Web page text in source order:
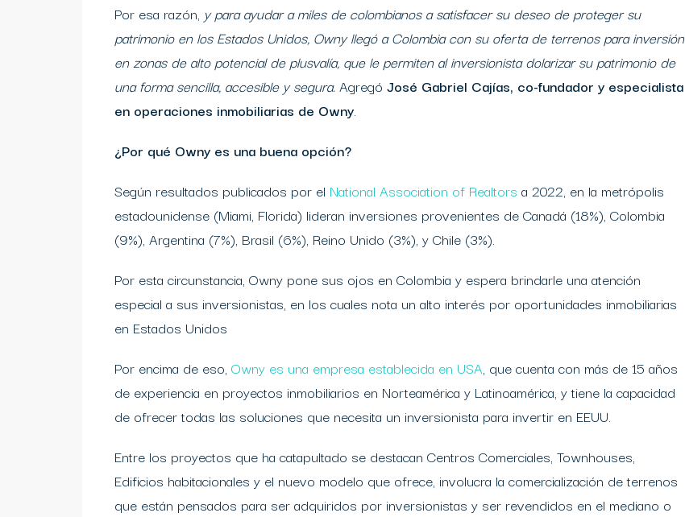
Por esa razón, y para ayudar a miles de colombianos a satisfacer su deseo de proteger su
patrimonio en los Estados Unidos, Owny llegó a Colombia con su oferta de terrenos para inversión
en zonas de alto potencial de plusvalía, que le permiten al inversionista dolarizar su patrimonio de
una forma sencilla, accesible y segura. Agregó José Gabriel Cajías, co-fundador y especialista
en operaciones inmobiliarias de Owny.
¿Por qué Owny es una buena opción?
Según resultados publicados por el National Association of Realtors a 2022, en la metrópolis
estadounidense (Miami, Florida) lideran inversiones provenientes de Canadá (18%), Colombia
(9%), Argentina (7%), Brasil (6%), Reino Unido (3%), y Chile (3%).
Por esta circunstancia, Owny pone sus ojos en Colombia y espera brindarle una atención
especial a sus inversionistas, en los cuales nota un alto interés por oportunidades inmobiliarias
en Estados Unidos
Por encima de eso, Owny es una empresa establecida en USA, que cuenta con más de 15 años
de experiencia en proyectos inmobiliarios en Norteamérica y Latinoamérica, y tiene la capacidad
de ofrecer todas las soluciones que necesita un inversionista para invertir en EEUU.
Entre los proyectos que ha catapultado se destacan Centros Comerciales, Townhouses,
Edificios habitacionales y el nuevo modelo que ofrece, involucra la comercialización de terrenos
que están pensados para ser adquiridos por inversionistas y ser revendidos en el mediano o